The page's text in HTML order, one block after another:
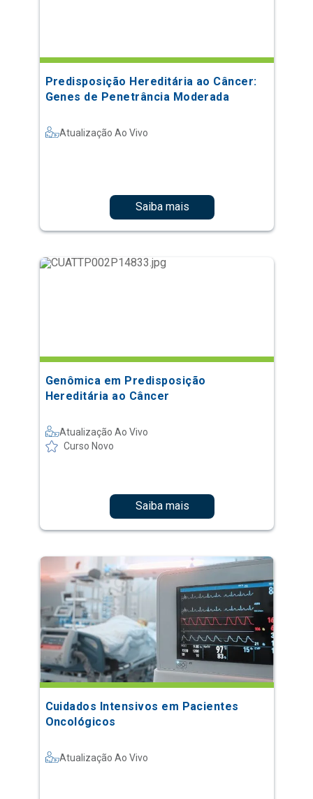
Predisposição Hereditária ao Câncer:
Genes de Penetrância Moderada
Atualização Ao Vivo
Saiba mais
Genômica em Predisposição
Hereditária ao Câncer
Atualização Ao Vivo
Curso Novo
Saiba mais
Cuidados Intensivos em Pacientes
Oncológicos
Atualização Ao Vivo